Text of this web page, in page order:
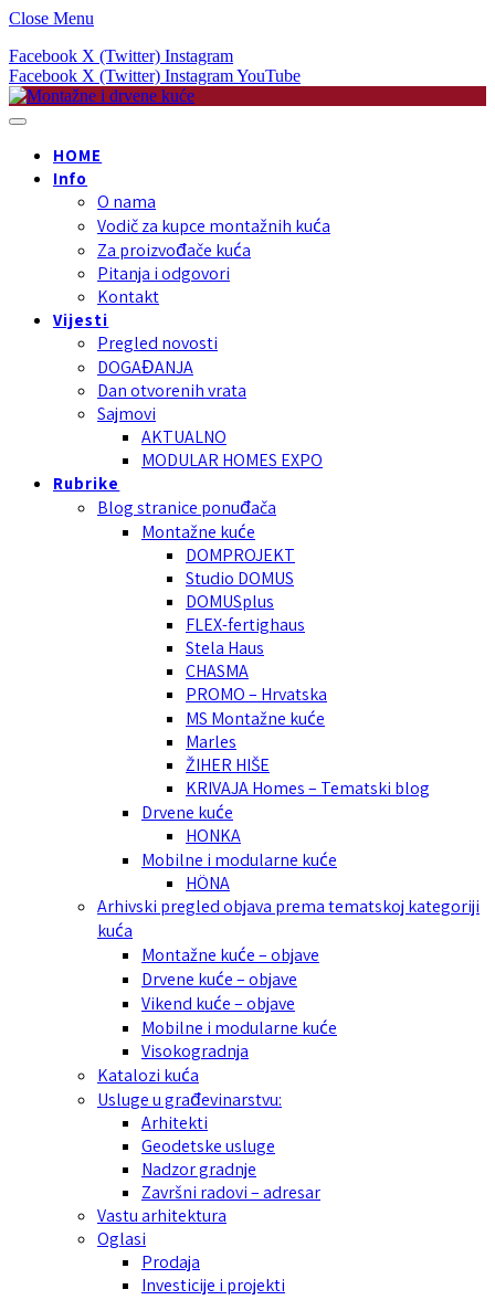
Close Menu
Facebook X (Twitter) Instagram
Facebook X (Twitter) InstagramYouTube
HOME
Info
O nama
Vodič za kupce montažnih kuća
Za proizvođače kuća
Pitanja i odgovori
Kontakt
Vijesti
Pregled novosti
DOGAĐANJA
Dan otvorenih vrata
Sajmovi
AKTUALNO
MODULAR HOMES EXPO
Rubrike
Blog stranice ponuđača
Montažne kuće
DOMPROJEKT
Studio DOMUS
DOMUSplus
FLEX-fertighaus
Stela Haus
CHASMA
PROMO – Hrvatska
MS Montažne kuće
Marles
ŽIHER HIŠE
KRIVAJA Homes – Tematski blog
Drvene kuće
HONKA
Mobilne i modularne kuće
HÖNA
Arhivski pregled objava prema tematskoj kategoriji
kuća
Montažne kuće – objave
Drvene kuće – objave
Vikend kuće – objave
Mobilne i modularne kuće
Visokogradnja
Katalozi kuća
Usluge u građevinarstvu:
Arhitekti
Geodetske usluge
Nadzor gradnje
Završni radovi – adresar
Vastu arhitektura
Oglasi
Prodaja
Investicije i projekti